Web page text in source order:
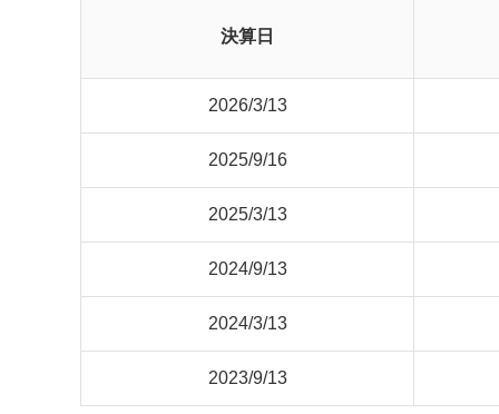
決算日
2026/3/13
2025/9/16
2025/3/13
2024/9/13
2024/3/13
2023/9/13